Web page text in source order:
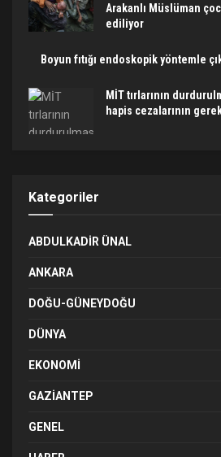
Arakanlı Müslüman
ediliyor
Boyun fıtığı endoskopik yöntemle
MİT tırlarının
hapis cezalarının
Kategoriler
ABDULKADIR ÜNAL
ANKARA
DOĞU-GÜNEYDOĞU
DÜNYA
EKONOMI
GAZIANTEP
GENEL